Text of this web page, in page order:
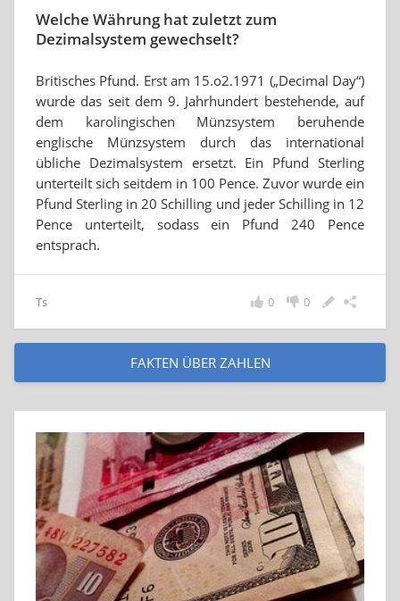
Welche Währung hat zuletzt zum
Dezimalsystem gewechselt?
Britisches Pfund. Erst am 15.o2.1971 („Decimal Day“)
wurde das seit dem 9. Jahrhundert bestehende, auf
dem karolingischen Münzsystem beruhende
englische Münzsystem durch das international
übliche Dezimalsystem ersetzt. Ein Pfund Sterling
unterteilt sich seitdem in 100 Pence. Zuvor wurde ein
Pfund Sterling in 20 Schilling und jeder Schilling in 12
Pence unterteilt, sodass ein Pfund 240 Pence
entsprach.
Ts 0
0
FAKTEN ÜBER ZAHLEN